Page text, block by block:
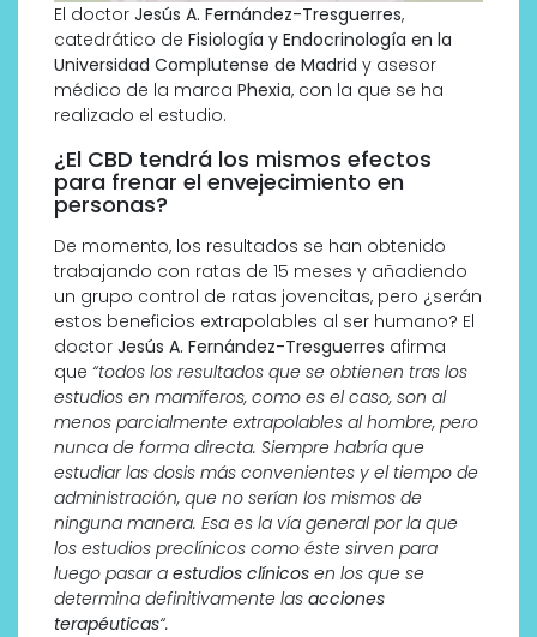
El doctor Jesús A. Fernández-Tresguerres,
catedrático de Fisiología y Endocrinología en la
Universidad Complutense de Madrid y asesor
médico de la marca Phexia, con la que se ha
realizado el estudio.
¿El CBD tendrá los mismos efectos
para frenar el envejecimiento en
personas?
De momento, los resultados se han obtenido
trabajando con ratas de 15 meses y añadiendo
un grupo control de ratas jovencitas, pero ¿serán
estos beneficios extrapolables al ser humano? El
doctor Jesús A. Fernández-Tresguerres afirma
que “todos los resultados que se obtienen tras los
estudios en mamíferos, como es el caso, son al
menos parcialmente extrapolables al hombre, pero
nunca de forma directa. Siempre habría que
estudiar las dosis más convenientes y el tiempo de
administración, que no serían los mismos de
ninguna manera. Esa es la vía general por la que
los estudios preclínicos como éste sirven para
luego pasar a estudios clínicos en los que se
determina definitivamente las acciones
terapéuticas“.